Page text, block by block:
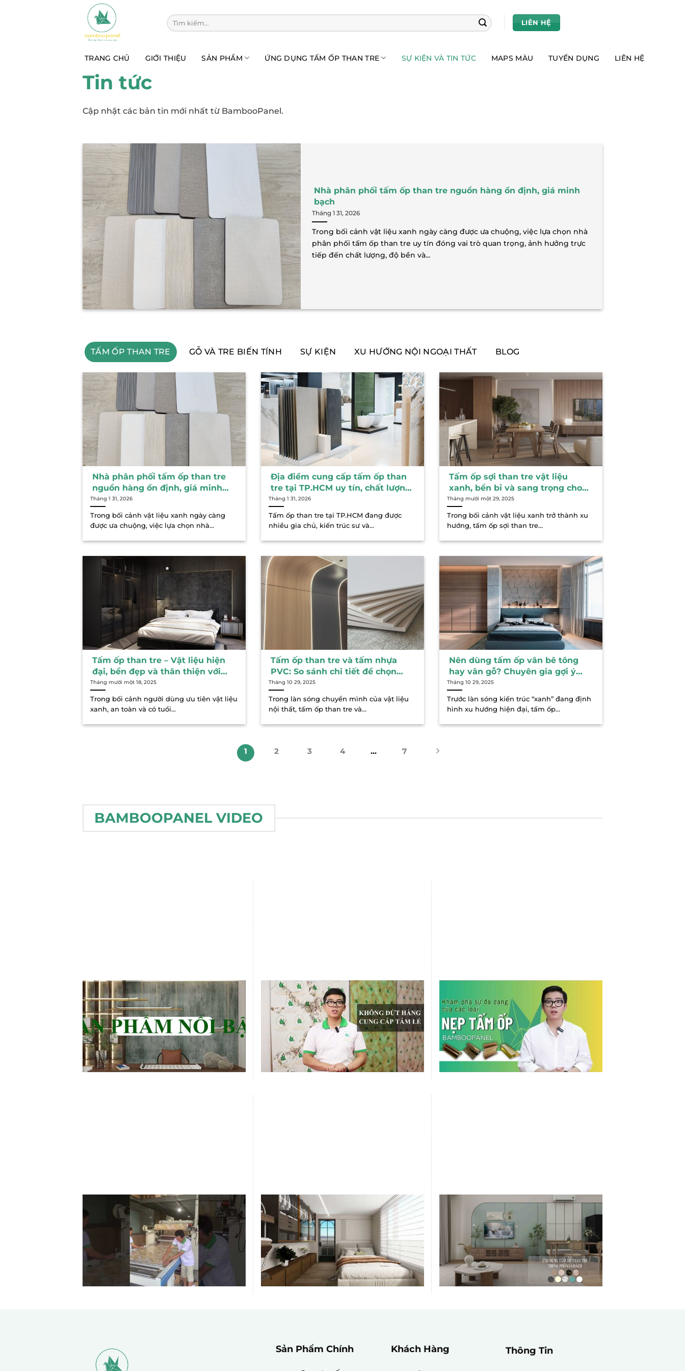
Tìm kiếm: LIÊN HỆ
TRANG CHỦ GIỚI THIỆU SẢN PHẨM ỨNG DỤNG TẤM ỐP THAN TRE SỰ KIỆN VÀ TIN TỨC MAPS MÀU TUYỂN DỤNG LIÊN HỆ
Tin tức
Cập nhật các bản tin mới nhất từ BambooPanel.
Nhà phân phối tấm ốp than tre nguồn hàng ổn định, giá minh
bạch
Tháng 1 31, 2026
Trong bối cảnh vật liệu xanh ngày càng được ưa chuộng, việc lựa chọn nhà
phân phối tấm ốp than tre uy tín đóng vai trò quan trọng, ảnh hưởng trực
tiếp đến chất lượng, độ bền và...
TẤM ỐP THAN TRE GỖ VÀ TRE BIẾN TÍNH SỰ KIỆN XU HƯỚNG NỘI NGOẠI THẤT BLOG
Nhà phân phối tấm ốp than tre
nguồn hàng ổn định, giá minh
bạch
Tháng 1 31, 2026
Trong bối cảnh vật liệu xanh ngày càng
được ưa chuộng, việc lựa chọn nhà...
Địa điểm cung cấp tấm ốp than
tre tại TP.HCM uy tín, chất lượng
và giá cạnh tranh
Tháng 1 31, 2026
Tấm ốp than tre tại TP.HCM đang được
nhiều gia chủ, kiến trúc sư và...
Tấm ốp sợi than tre vật liệu
xanh, bền bỉ và sang trọng cho
mọi không gian
Tháng mười một 29, 2025
Trong bối cảnh vật liệu xanh trở thành xu
hướng, tấm ốp sợi than tre...
Tấm ốp than tre – Vật liệu hiện
đại, bền đẹp và thân thiện với
môi trường
Tháng mười một 18, 2025
Trong bối cảnh người dùng ưu tiên vật liệu
xanh, an toàn và có tuổi...
Tấm ốp than tre và tấm nhựa
PVC: So sánh chi tiết để chọn
đúng vật liệu
Tháng 10 29, 2025
Trong làn sóng chuyển mình của vật liệu
nội thất, tấm ốp than tre và...
Nên dùng tấm ốp vân bê tông
hay vân gỗ? Chuyên gia gợi ý
cách chọn phù hợp
Tháng 10 29, 2025
Trước làn sóng kiến trúc “xanh” đang định
hình xu hướng hiện đại, tấm ốp...
1 2 3 4 … 7
BAMBOOPANEL VIDEO
Sản Phẩm Chính Khách Hàng Thông Tin